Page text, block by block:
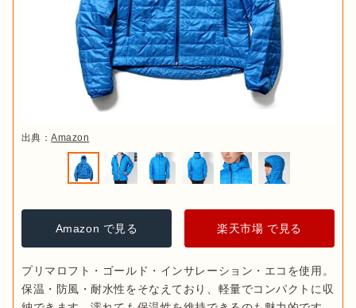
出典：Amazon
Amazon で見る 楽天市場 で見る
プリマロフト・ゴールド・インサレーション・エコを使用。
保温・防風・耐水性をそなえており、軽量でコンパクトに収